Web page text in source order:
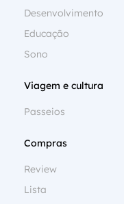
Desenvolvimento
Educação
Sono
Viagem e cultura
Passeios
Compras
Review
Lista